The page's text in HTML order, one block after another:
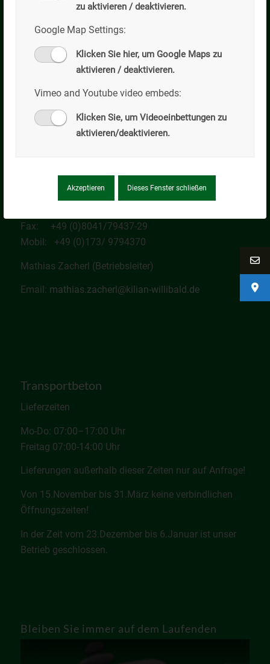
zu aktivieren / deaktivieren.
Google Map Settings:
Klicken Sie hier, um Google Maps zu
aktivieren / deaktivieren.
Vimeo and Youtube video embeds:
Klicken Sie, um Videoeinbettungen zu
aktivieren/deaktivieren.
Akzeptieren Dieses Fenster schließen
Fr: 07:00-15:00
Kilian Willibald GmbH
Transportbeton
Transportbeton – Betonpumpen – Dienstleistungen
83674 Gaißach
Fax: +49 (0)8041/79437-29
Mobil: +49 (0)173/ 9794370
Mathias Zacherl (Betriebsleiter)
Email: mathias.zacherl@kilian-willibald.de
Transportbeton
Lieferzeiten
Mo-Do: 07:00–17:00 Uhr
Freitag 07:00-14:00 Uhr
Lieferungen außerhalb dieser Zeiten nur auf Anfrage!
Von 15.November bis 31.März keine verbindlichen
Öffnungszeiten!
In der Zeit vom 23.Dezember bis 6.Januar ist unser
Betrieb geschlossen.
Bleiben Sie immer auf dem Laufenden